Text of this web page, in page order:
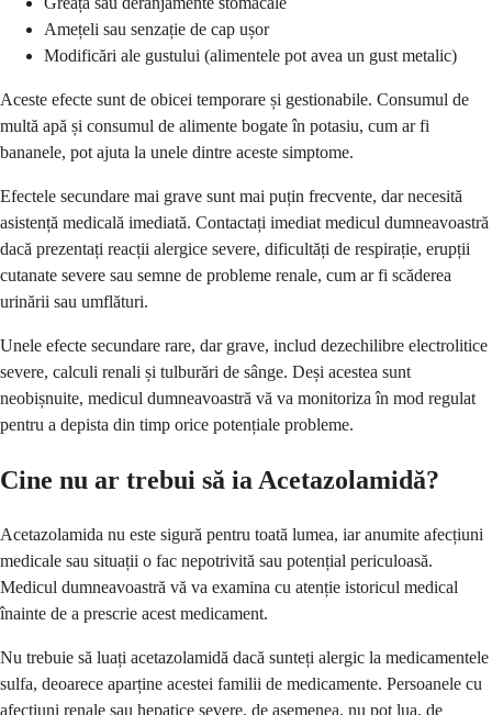
Amețeli sau senzație de cap ușor
Modificări ale gustului (alimentele pot avea un gust metalic)
Aceste efecte sunt de obicei temporare și gestionabile. Consumul de
multă apă și consumul de alimente bogate în potasiu, cum ar fi
bananele, pot ajuta la unele dintre aceste simptome.
Efectele secundare mai grave sunt mai puțin frecvente, dar necesită
asistență medicală imediată. Contactați imediat medicul dumneavoastră
dacă prezentați reacții alergice severe, dificultăți de respirație, erupții
cutanate severe sau semne de probleme renale, cum ar fi scăderea
urinării sau umflături.
Unele efecte secundare rare, dar grave, includ dezechilibre electrolitice
severe, calculi renali și tulburări de sânge. Deși acestea sunt
neobișnuite, medicul dumneavoastră vă va monitoriza în mod regulat
pentru a depista din timp orice potențiale probleme.
Cine nu ar trebui să ia Acetazolamidă?
Acetazolamida nu este sigură pentru toată lumea, iar anumite afecțiuni
medicale sau situații o fac nepotrivită sau potențial periculoasă.
Medicul dumneavoastră vă va examina cu atenție istoricul medical
înainte de a prescrie acest medicament.
Nu trebuie să luați acetazolamidă dacă sunteți alergic la medicamentele
sulfa, deoarece aparține acestei familii de medicamente. Persoanele cu
afecțiuni renale sau hepatice severe, de asemenea, nu pot lua, de